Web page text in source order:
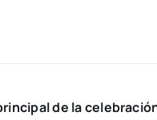
de la